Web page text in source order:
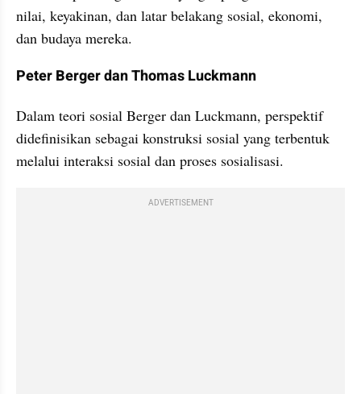
nilai, keyakinan, dan latar belakang sosial, ekonomi,
dan budaya mereka.
Peter Berger dan Thomas Luckmann
Dalam teori sosial Berger dan Luckmann, perspektif
didefinisikan sebagai konstruksi sosial yang terbentuk
melalui interaksi sosial dan proses sosialisasi.
ADVERTISEMENT